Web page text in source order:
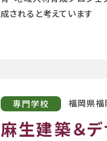
成されると考えています
専門学校 福岡県
麻生建築＆